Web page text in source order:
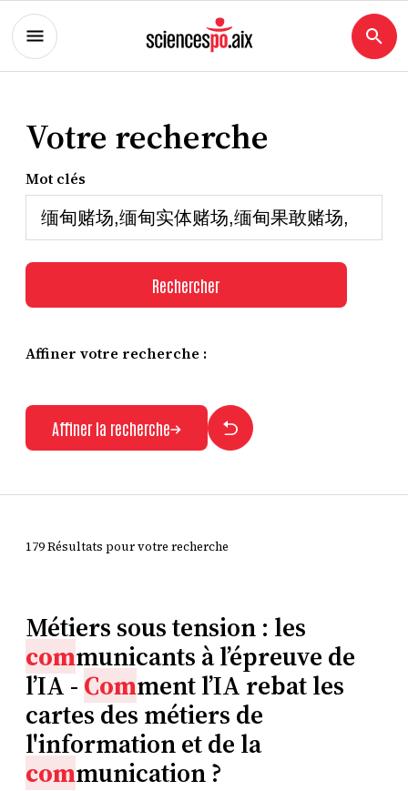
Votre recherche
Mot clés
Rechercher
Affiner votre recherche :
Affiner la recherche
179 Résultats pour votre recherche
Métiers sous tension : les
communicants à l’épreuve de
l’IA - Comment l’IA rebat les
cartes des métiers de
l'information et de la
communication ?